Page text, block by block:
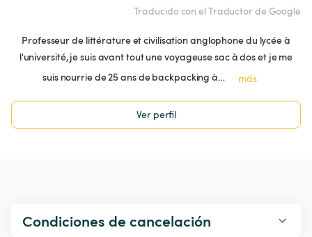
Traducido con el Traductor de Google
Professeur de littérature et civilisation anglophone du lycée à
l'université, je suis avant tout une voyageuse sac à dos et je me
suis nourrie de 25 ans de backpacking à…
más
Ver perfil
Condiciones de cancelación